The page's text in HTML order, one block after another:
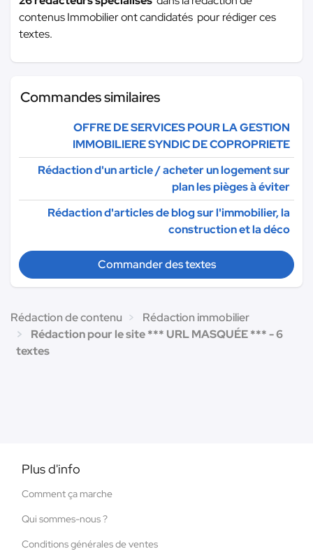
contenus Immobilier ont candidatés pour rédiger ces
textes.
Commandes similaires
OFFRE DE SERVICES POUR LA GESTION
IMMOBILIERE SYNDIC DE COPROPRIETE
Rédaction d'un article / acheter un logement sur
plan les pièges à éviter
Rédaction d'articles de blog sur l'immobilier, la
construction et la déco
Commander des textes
Rédaction de contenu
Rédaction immobilier
Rédaction pour le site *** URL MASQUÉE *** - 6
textes
Plus d'info
Comment ça marche
Qui sommes-nous ?
Conditions générales de ventes